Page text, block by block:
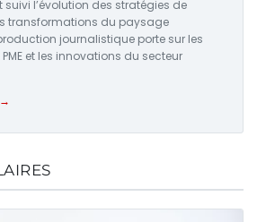
l’évolution des stratégies de
transformations du paysage
journalistique porte sur les
et les innovations du secteur